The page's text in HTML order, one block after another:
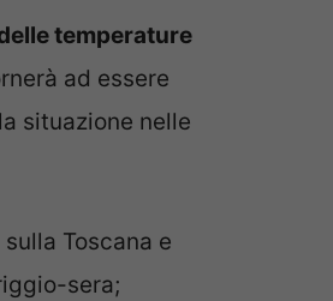
temperature
ad essere
situazione nelle
Toscana e
sera;